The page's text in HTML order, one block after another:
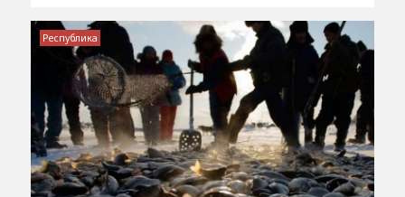
Республика